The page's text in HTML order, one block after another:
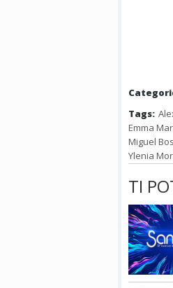
Tags:
Emma
Miguel
Ylenia
TI